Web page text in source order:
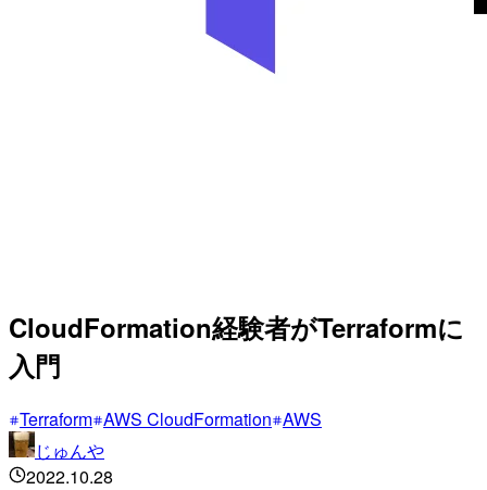
CloudFormation経験者がTerraformに
入門
Terraform AWS CloudFormation AWS
じゅんや
2022.10.28